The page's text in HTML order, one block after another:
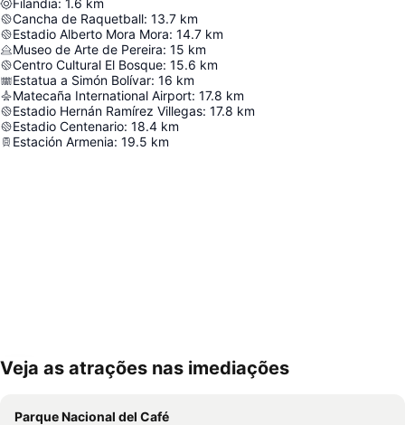
Filandia: 1.6 km
Cancha de Raquetball: 13.7 km
Estadio Alberto Mora Mora: 14.7 km
Museo de Arte de Pereira: 15 km
Centro Cultural El Bosque: 15.6 km
Estatua a Simón Bolívar: 16 km
Matecaña International Airport: 17.8 km
Estadio Hernán Ramírez Villegas: 17.8 km
Estadio Centenario: 18.4 km
Estación Armenia: 19.5 km
Ampliar mapa
Veja as atrações nas imediações
Parque Nacional del Café